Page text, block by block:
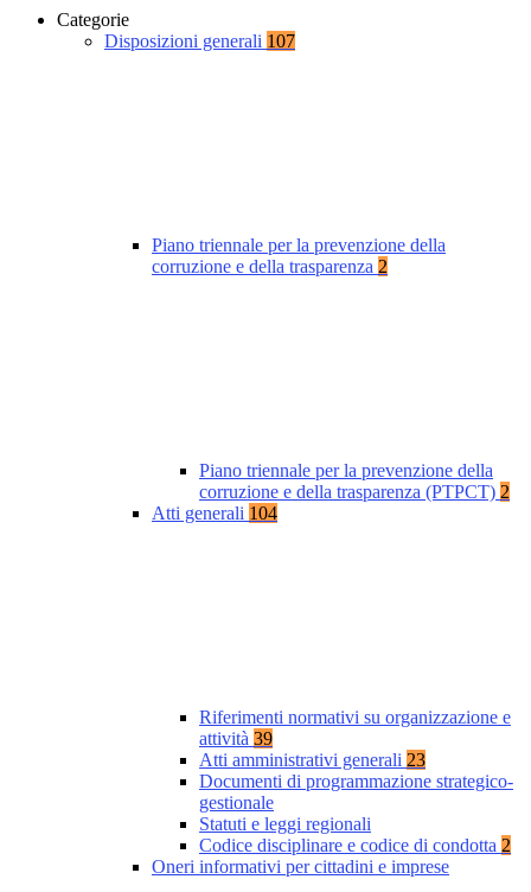
Categorie
Disposizioni generali 107
Piano triennale per la prevenzione della
corruzione e della trasparenza 2
Piano triennale per la prevenzione della
corruzione e della trasparenza (PTPCT) 2
Atti generali 104
Riferimenti normativi su organizzazione e
attività 39
Atti amministrativi generali 23
Documenti di programmazione strategico-
gestionale
Statuti e leggi regionali
Codice disciplinare e codice di condotta 2
Oneri informativi per cittadini e imprese